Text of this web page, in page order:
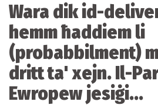
Wara dik id-
hemm ħaddiem li
(probabbilment)
dritt ta' xejn. Il-
Ewropew jesiġi...